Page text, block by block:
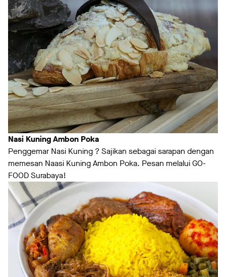
Nasi Kuning Ambon Poka
Penggemar Nasi Kuning ? Sajikan sebagai sarapan dengan
memesan Naasi Kuning Ambon Poka. Pesan melalui GO-
FOOD Surabaya!